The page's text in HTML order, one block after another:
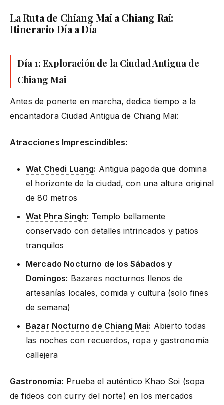
La Ruta de Chiang Mai a Chiang Rai:
Itinerario Día a Día
Día 1: Exploración de la Ciudad Antigua de
Chiang Mai
Antes de ponerte en marcha, dedica tiempo a la
encantadora Ciudad Antigua de Chiang Mai:
Atracciones Imprescindibles:
Wat Chedi Luang: Antigua pagoda que domina
el horizonte de la ciudad, con una altura original
de 80 metros
Wat Phra Singh: Templo bellamente
conservado con detalles intrincados y patios
tranquilos
Mercado Nocturno de los Sábados y
Domingos: Bazares nocturnos llenos de
artesanías locales, comida y cultura (solo fines
de semana)
Bazar Nocturno de Chiang Mai: Abierto todas
las noches con recuerdos, ropa y gastronomía
callejera
Gastronomía: Prueba el auténtico Khao Soi (sopa
de fideos con curry del norte) en los mercados